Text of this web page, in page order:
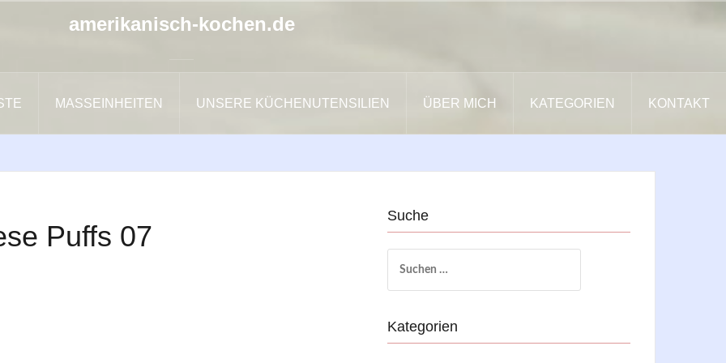
amerikanisch-kochen.de
MASSEINHEITEN UNSERE KÜCHENUTENSILIEN ÜBER MICH KATEGORIEN KONTAKT
Puffs 07
Suche
nach:
Kategorien